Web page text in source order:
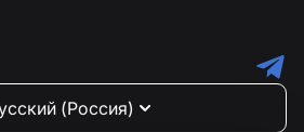
(Россия)